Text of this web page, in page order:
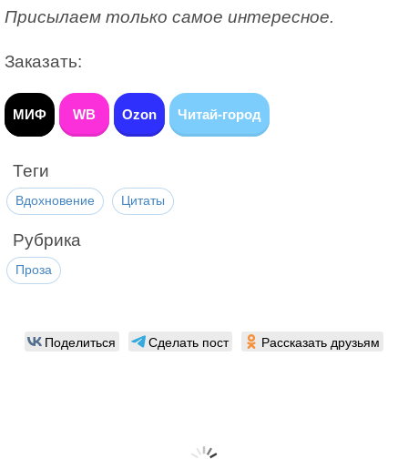
Присылаем только самое интересное.
Заказать:
МИФ WB Ozon Читай-город
Теги
Вдохновение Цитаты
Рубрика
Проза
Поделиться Сделать пост Рассказать друзьям